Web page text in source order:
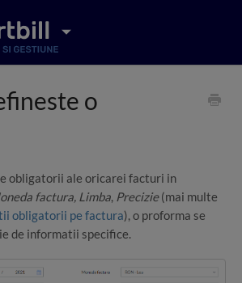
o
obligatorii ale oricarei facturi in
factura, Limba, Precizie(mai multe
obligatorii pe factura), o proforma se
de informatii specifice.